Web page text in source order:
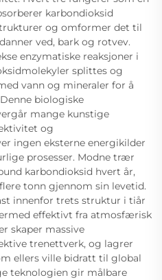
karbondioksid
og omformer det til
ved, bark og rotvev.
enzymatiske reaksjoner i
splittes og
vann og mineraler for å
biologiske
mange kunstige
og
ingen eksterne energikilder
prosesser. Modne trær
karbondioksid hvert år,
tonn gjennom sin levetid.
innenfor trets struktur i tiår
effektivt fra atmosfærisk
skaper massive
trenettverk, og lagrer
ellers ville bidratt til global
teknologien gir målbare